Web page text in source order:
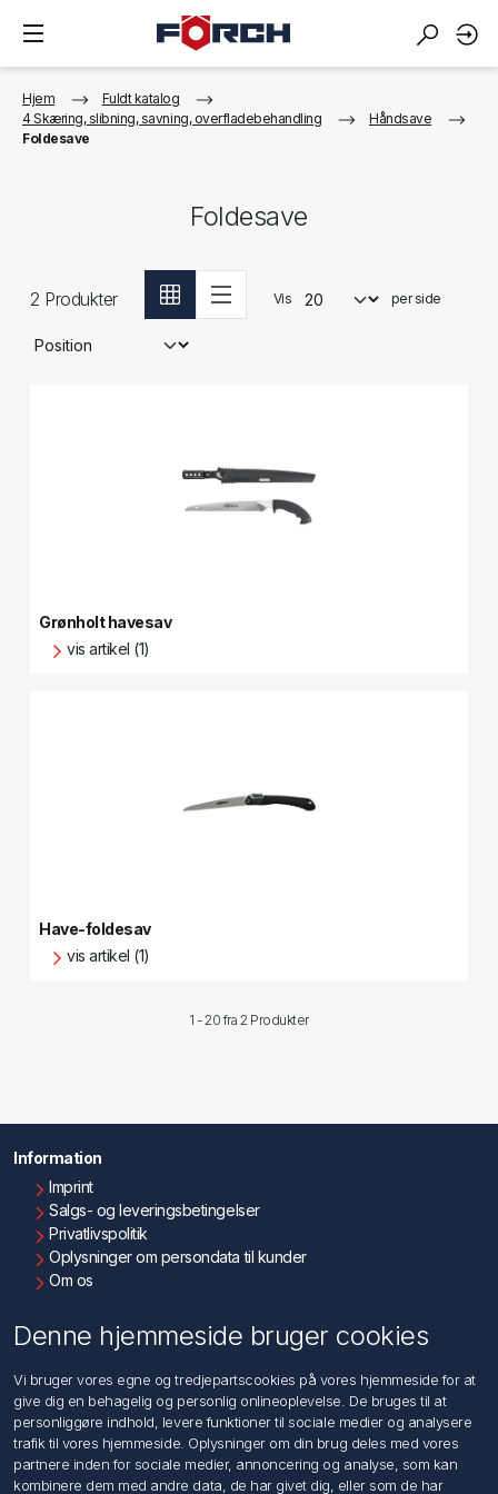
Hjem
Fuldt katalog
4 Skæring, slibning, savning, overfladebehandling
Håndsave
Foldesave
Foldesave
2 Produkter Vis per side
Grønholt havesav
vis artikel (1)
Have-foldesav
vis artikel (1)
1 - 20 fra 2 Produkter
Information
Imprint
Salgs- og leveringsbetingelser
Privatlivspolitik
Oplysninger om persondata til kunder
Om os
Søg
Min konto
Min konto
Denne hjemmeside bruger cookies
Vi bruger vores egne og tredjepartscookies på vores hjemmeside for at
give dig en behagelig og personlig onlineoplevelse. De bruges til at
personliggøre indhold, levere funktioner til sociale medier og analysere
trafik til vores hjemmeside. Oplysninger om din brug deles med vores
partnere inden for sociale medier, annoncering og analyse, som kan
kombinere dem med andre data, de har givet dig, eller som de har